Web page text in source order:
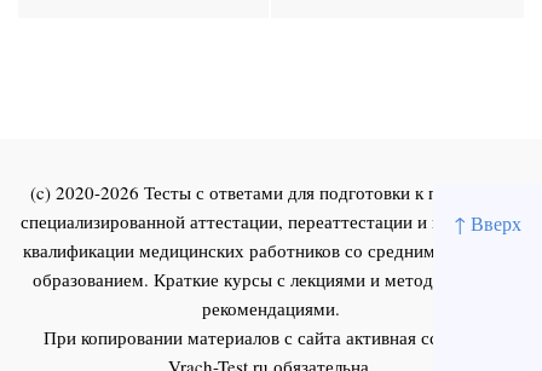
↑ Вверх
(c) 2020-2026 Тесты с ответами для подготовки к первичной
специализированной аттестации, переаттестации и повышения
квалификации медицинских работников со средним и высшим
образованием. Краткие курсы с лекциями и методическими
рекомендациями.
При копировании материалов с сайта активная ссылка на